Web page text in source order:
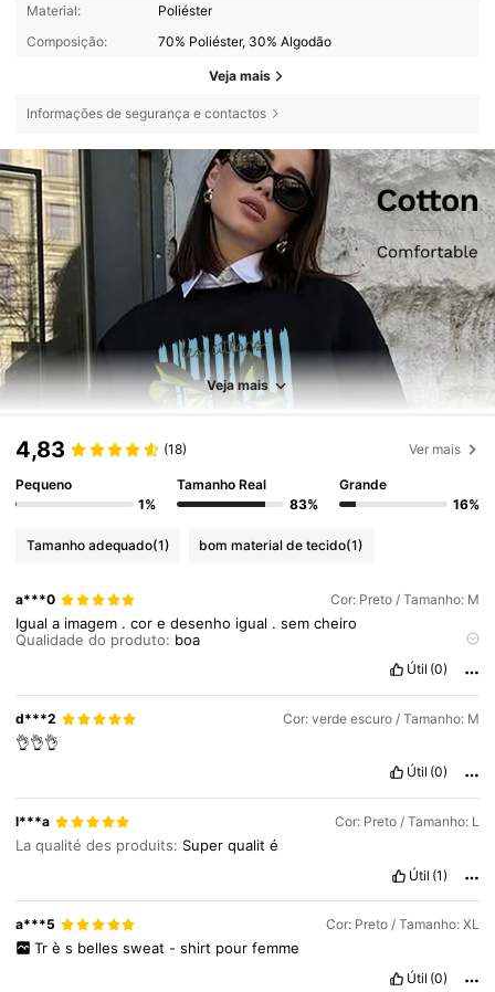
Material:
Poliéster
Composição:
70% Poliéster, 30% Algodão
Veja mais
Informações de segurança e contactos
Veja mais
4,83 (18) Ver mais
Pequeno
1%
Tamanho Real
83%
Grande
16%
Tamanho adequado(1) bom material de tecido(1)
a***0 Cor: Preto / Tamanho: M
Iguala imagem .coredesenho igual .semcheiro
Qualidade do produto: boa
Útil (0)
d***2 Cor: verde escuro / Tamanho: M
👌👌👌
Útil (0)
l***a Cor: Preto / Tamanho: L
La qualité des produits: Superqualité
Útil (1)
a***5 Cor: Preto / Tamanho: XL
Tr è s belles sweat - shirt pour femme
Útil (0)